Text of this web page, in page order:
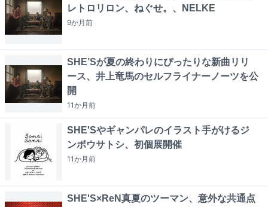
レトロリロン、ねぐせ。、NELKE
9か月前
SHE’Sが夏の終わりにぴったりな新曲リリ
ース、井上竜馬のセルフライナーノーツを公
開
11か月前
SHE'Sやギャンパレのイラスト手がけるジ
ンボウサトシ、初個展開催
11か月前
SHE'S×ReN真夏のツーマン、意外な共通点